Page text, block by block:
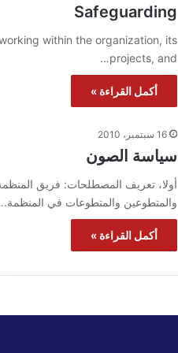
Safeguarding
within the organization, its
projects, and…
أكمل القراءة »
16 سبتمبر، 2010
سياسة الصون
أولا، تعريف المصطلحات: فريق المنظمة:
والمتطوعين والمتطوعات في
أكمل القراءة »